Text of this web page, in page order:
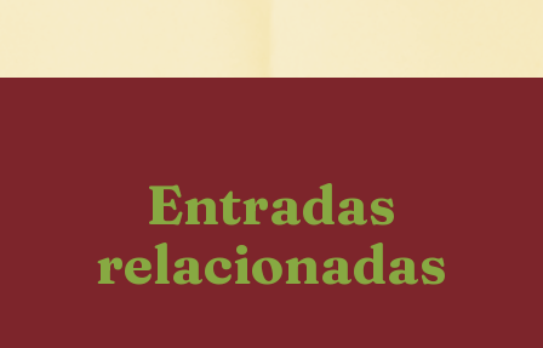
Entradas
relacionadas